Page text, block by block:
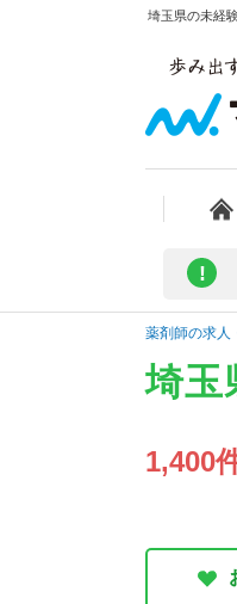
埼玉県の未経
!
薬剤師の求人
埼玉
1,400